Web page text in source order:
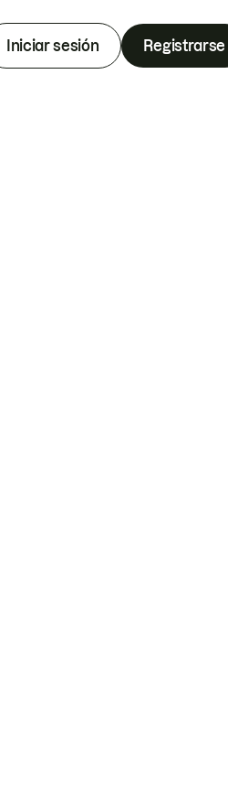
Iniciar sesión Registrarse